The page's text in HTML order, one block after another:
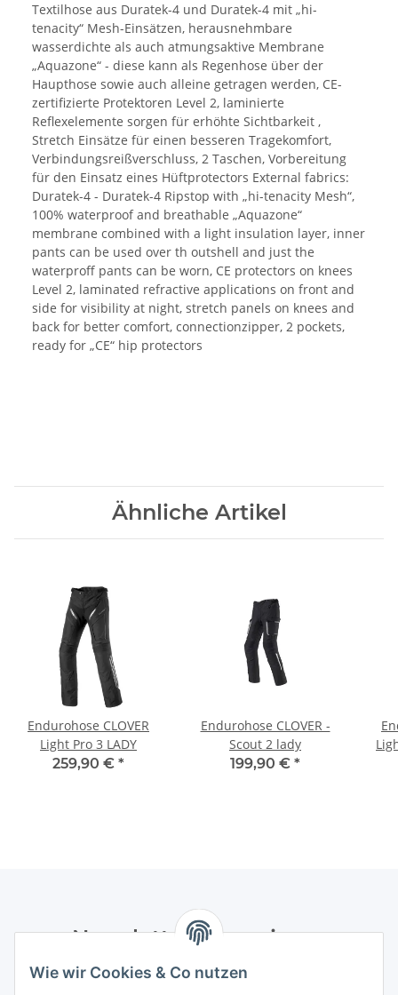
Wie wir Cookies & Co nutzen
Textilhose aus Duratek-4 und Duratek-4 mit „hi-
tenacity“ Mesh-Einsätzen, herausnehmbare
wasserdichte als auch atmungsaktive Membrane
„Aquazone“ - diese kann als Regenhose über der
Haupthose sowie auch alleine getragen werden, CE-
zertifizierte Protektoren Level 2, laminierte
Reflexelemente sorgen für erhöhte Sichtbarkeit ,
Stretch Einsätze für einen besseren Tragekomfort,
Verbindungsreißverschluss, 2 Taschen, Vorbereitung
für den Einsatz eines Hüftprotectors External fabrics:
Duratek-4 - Duratek-4 Ripstop with „hi-tenacity Mesh“,
100% waterproof and breathable „Aquazone“
membrane combined with a light insulation layer, inner
pants can be used over th outshell and just the
waterproff pants can be worn, CE protectors on knees
Level 2, laminated refractive applications on front and
side for visibility at night, stretch panels on knees and
back for better comfort, connectionzipper, 2 pockets,
ready for „CE“ hip protectors
Ähnliche Artikel
Endurohose CLOVER
Light Pro 3 LADY
259,90 € *
Endurohose CLOVER -
Scout 2 lady
199,90 € *
Newsletter Abonnieren
Bitte senden Sie mir entsprechend Ihrer